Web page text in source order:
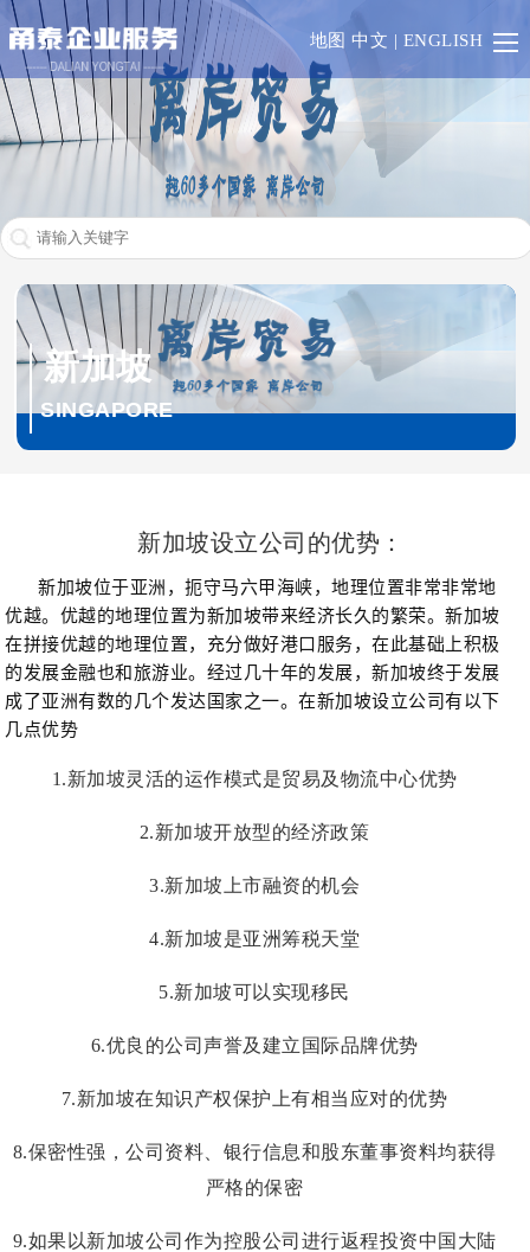
地图 中文 | ENGLISH
首
页
香
港
澳
一
欧
成
联
员
国
业
绍
业
务
新
动
关
于
新加坡
SINGAPORE
新加坡设立公司的优势：
新加坡位于亚洲，扼守马六甲海峡，地理位置非常非常地
优越。优越的地理位置为新加坡带来经济长久的繁荣。新加坡
在拼接优越的地理位置，充分做好港口服务，在此基础上积极
的发展金融也和旅游业。经过几十年的发展，新加坡终于发展
成了亚洲有数的几个发达国家之一。在新加坡设立公司有以下
几点优势
1.新加坡灵活的运作模式是贸易及物流中心优势
2.新加坡开放型的经济政策
3.新加坡上市融资的机会
4.新加坡是亚洲筹税天堂
5.新加坡可以实现移民
6.优良的公司声誉及建立国际品牌优势
7.新加坡在知识产权保护上有相当应对的优势
8.保密性强，公司资料、银行信息和股东董事资料均获得
严格的保密
9.如果以新加坡公司作为控股公司进行返程投资中国大陆